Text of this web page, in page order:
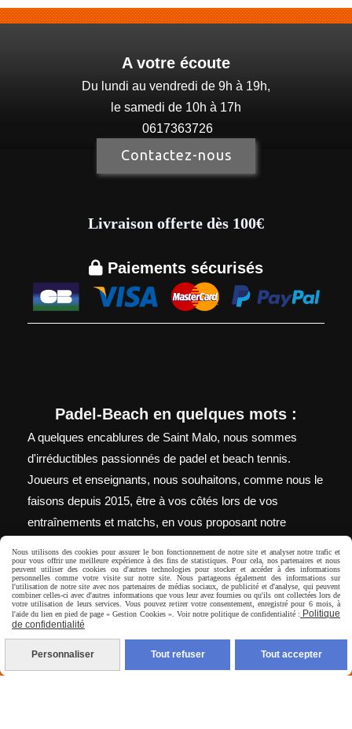
A votre écoute
Du lundi au vendredi de 9h à 19h,
le samedi de 10h à 17h
0617363726
Contactez-nous
Livraison offerte dès 100€
 Paiements sécurisés
Padel-Beach en quelques mots :
A quelques encablures de Saint Malo, nous sommes
d'irréductibles passionnés de padel et beach tennis.
Joueurs et enseignants, nous souhaitons, comme nous le
faisons depuis 2015, être à vos côtés lors de vos
entraînements et matchs, en vous proposant notre
Facebook est désactivé. Autoriser
Nous utilisons des cookies pour assurer le bon fonctionnement de notre site et analyser notre trafic et
pour vous offrir une meilleure expérience à des fins de statistiques. Pour cela, nos partenaires et nous
peuvent utiliser des cookies ou d'autres technologies pour stocker et accéder à des informations
personnelles comme votre visite sur notre site. Nous partageons également des informations sur
l'utilisation de notre site avec nos partenaires de médias sociaux, de publicité et d'analyse, qui peuvent
combiner celles-ci avec d'autres informations que vous leur avez fournies ou qu'ils ont collectées lors de
votre utilisation de leurs services. Vous pouvez retirer votre consentement, enregistré pour 6 mois, à
l'aide du lien en pied de page « Gestion Cookies ». Voir notre politique de confidentialité : Politique
de confidentialité
Personnaliser Tout refuser Tout accepter